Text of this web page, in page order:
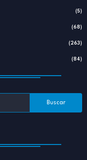
(5)
(68)
(263)
(84)